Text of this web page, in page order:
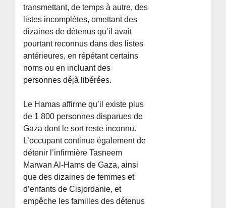
transmettant, de temps à autre, des
listes incomplètes, omettant des
dizaines de détenus qu’il avait
pourtant reconnus dans des listes
antérieures, en répétant certains
noms ou en incluant des
personnes déjà libérées.
Le Hamas affirme qu’il existe plus
de 1 800 personnes disparues de
Gaza dont le sort reste inconnu.
L’occupant continue également de
détenir l’infirmière Tasneem
Marwan Al-Hams de Gaza, ainsi
que des dizaines de femmes et
d’enfants de Cisjordanie, et
empêche les familles des détenus